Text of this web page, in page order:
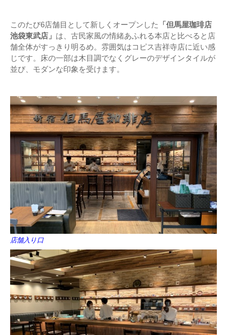
このたび6店舗目として新しくオープンした
「但馬屋珈琲店
池袋東武店」 は、古民家風の情緒あふれる本店と比べると店
舗全体がすっきり明るめ。雰囲気はコピス吉祥寺店に近い感
じです。床の一部は木目調でなくグレーのデザインタイルが
並び、モダンな印象を受けます。
店舗入り口